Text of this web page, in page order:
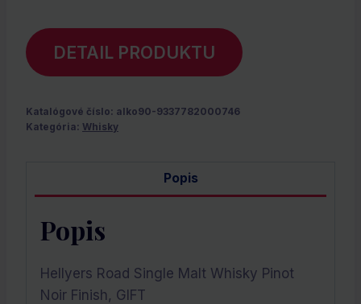
DETAIL PRODUKTU
Katalógové číslo: alko90-9337782000746
Kategória: Whisky
Popis
Popis
Hellyers Road Single Malt Whisky Pinot
Noir Finish, GIFT